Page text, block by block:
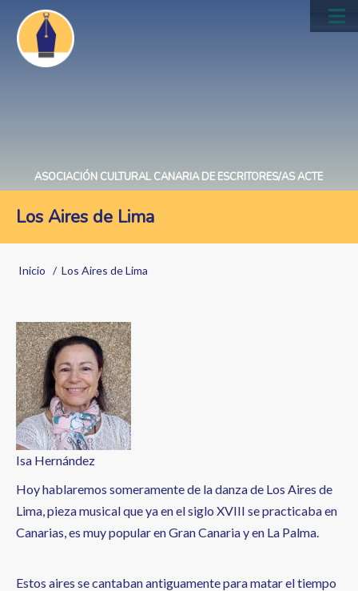
Pasar
contenido
principal
ASOCIACIÓN CULTURAL CANARIA DE ESCRITORES/AS ACTE
Los Aires de Lima
Sobrescribir
de
ayuda
a
la
navegación
Inicio Los Aires de Lima
Isa Hernández
Hoy hablaremos someramente de la danza de Los Aires de
Lima, pieza musical que ya en el siglo XVIII se practicaba en
Canarias, es muy popular en Gran Canaria y en La Palma.
Estos aires se cantaban antiguamente para matar el tiempo